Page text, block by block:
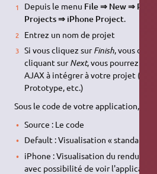
Depuis le menu File ⇒ New ⇒
Projects ⇒ iPhone Project.
Entrez un nom de projet
Si vous cliquez surFinish, vous
cliquant surNext, vous pourrez
AJAX à intégrer à votre projet (Rico,
Prototype, etc.)
Sous le code de votre application,
Source : Le code
Default : Visualisation « standard »
iPhone : Visualisation du rendu de
avec possibilité de voir